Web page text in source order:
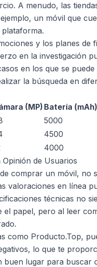
A menudo, las
un móvil que
y los planes de
en la investigación
en los que se
la búsqueda en
(MP) Batería (mAh)
5000
4500
4000
de Usuarios
comprar un móvil, no
valoraciones en línea
técnicas no
papel, pero al leer
como Producto.Top,
lo que te
buen lugar para buscar